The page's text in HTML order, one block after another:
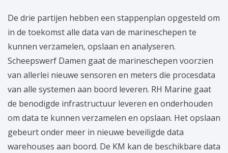
De drie partijen hebben een stappenplan opgesteld om
in de toekomst alle data van de marineschepen te
kunnen verzamelen, opslaan en analyseren.
Scheepswerf Damen gaat de marineschepen voorzien
van allerlei nieuwe sensoren en meters die procesdata
van alle systemen aan boord leveren. RH Marine gaat
de benodigde infrastructuur leveren en onderhouden
om data te kunnen verzamelen en opslaan. Het opslaan
gebeurt onder meer in nieuwe beveiligde data
warehouses aan boord. De KM kan de beschikbare data